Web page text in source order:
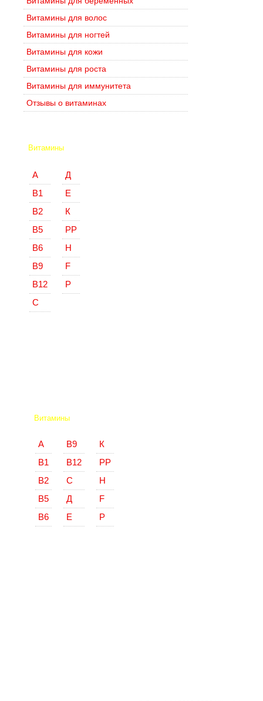
Витамины для волос
Витамины для ногтей
Витамины для кожи
Витамины для роста
Витамины для иммунитета
Отзывы о витаминах
Витамины
А
В1
В2
В5
В6
В9
В12
С
Д
Е
К
РР
Н
F
Р
Витамины
А
В1
В2
В5
В6
В9
В12
С
Д
Е
К
РР
Н
F
Р